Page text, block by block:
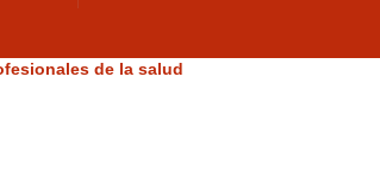
de la salud